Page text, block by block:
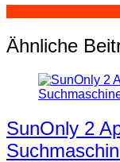
Ähnliche
SunOnly 2